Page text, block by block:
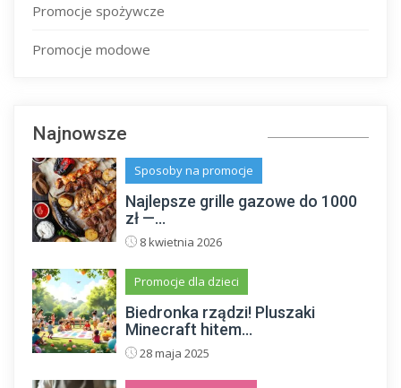
Promocje spożywcze
Promocje modowe
Najnowsze
Sposoby na promocje
Najlepsze grille gazowe do 1000
zł —...
8 kwietnia 2026
Promocje dla dzieci
Biedronka rządzi! Pluszaki
Minecraft hitem...
28 maja 2025